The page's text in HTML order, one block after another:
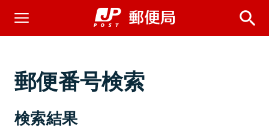
郵便番号検索
検索結果